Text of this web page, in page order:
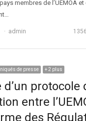
membres de l’UEMOA et
Auteur
admin 1356
de presse + 2 plus
protocole
entre
des